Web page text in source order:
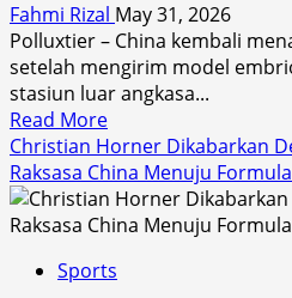
Raja
AI
Dunia
Fahmi Rizal May 31, 2026
Polluxtier – China kembali
setelah mengirim model
stasiun luar angkasa...
Read MoreRead
more
about
China
Kirim
ke
Christian Horner Dikabarkan
Raksasa China Menuju
Sports